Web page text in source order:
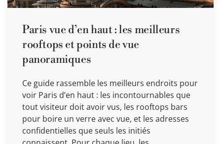
Paris vue d’en haut : les meilleurs
rooftops et points de vue
panoramiques
Ce guide rassemble les meilleurs endroits pour
voir Paris d’en haut : les incontournables que
tout visiteur doit avoir vus, les rooftops bars
pour boire un verre avec vue, et les adresses
confidentielles que seuls les initiés